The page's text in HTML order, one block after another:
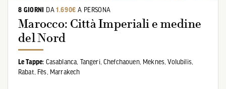
8 GIORNI DA1.690€ A PERSONA
Marocco: Città Imperiali e medine
del Nord
Le Tappe: Casablanca, Tangeri, Chefchaouen, Meknes, Volubilis,
Rabat, Fès, Marrakech